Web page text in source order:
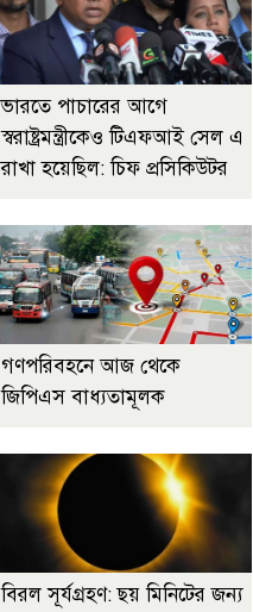
ভারতে পাচারের আগে
স্বরাষ্ট্রমন্ত্রীকেও টিএফআই সেল এ
রাখা হয়েছিল: চিফ প্রসিকিউটর
গণপরিবহনে আজ থেকে
জিপিএস বাধ্যতামূলক
বিরল সূর্যগ্রহণ: ছয় মিনিটের জন্য